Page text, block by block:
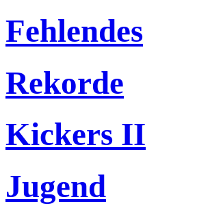
Fehlendes
Rekorde
Kickers II
Jugend